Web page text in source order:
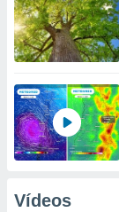
Vídeos